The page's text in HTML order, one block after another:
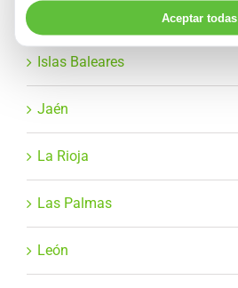
Informática y TV/Audio
Islas Baleares
Jaén
La Rioja
Las Palmas
León
Aceptar todas